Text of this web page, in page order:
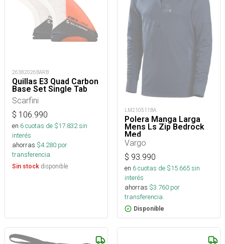
26382026BARB
Quillas E3 Quad Carbon
Base Set Single Tab
Scarfini
$ 106.990
en 6cuotas de $17.832sin
interés
ahorras $4.280 por
transferencia.
Sin stock disponible
LM210511BA
Polera Manga Larga
Mens Ls Zip Bedrock
Med
Vargo
$ 93.990
en 6cuotas de $15.665sin
interés
ahorras $3.760 por
transferencia.
Disponible